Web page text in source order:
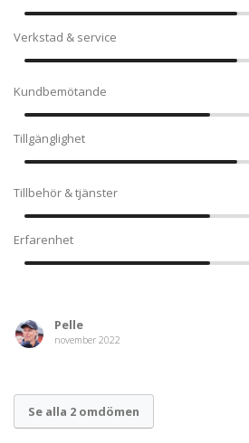
Verkstad & service
Kundbemötande
Tillgänglighet
Tillbehör & tjänster
Erfarenhet
Pelle
november 2022
Se alla 2 omdömen